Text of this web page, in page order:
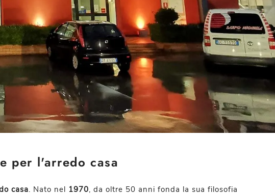
per l'arredo casa
casa. Nato nel 1970, da oltre 50 anni fonda la sua filosofia